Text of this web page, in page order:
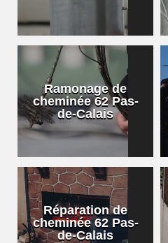
Ramonage de
cheminée 62 Pas-
de-Calais
Réparation de
cheminée 62 Pas-
de-Calais